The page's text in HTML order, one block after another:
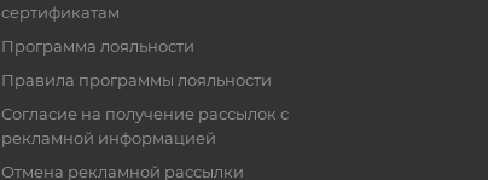
сертификатам
Программа лояльности
Правила программы лояльности
Согласие на получение рассылок с
рекламной информацией
Отмена рекламной рассылки